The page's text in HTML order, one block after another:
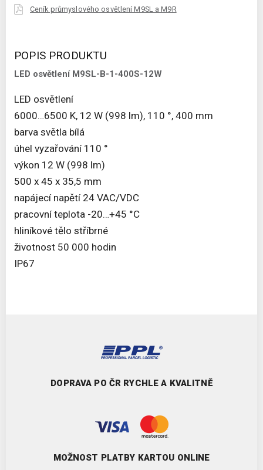
Ceník průmyslového osvětlení M9SL a M9R
POPIS PRODUKTU
LED osvětlení M9SL-B-1-400S-12W
LED osvětlení
6000…6500 K, 12 W (998 lm), 110 °, 400 mm
barva světla bílá
úhel vyzařování 110 °
výkon 12 W (998 lm)
500 x 45 x 35,5 mm
napájecí napětí 24 VAC/VDC
pracovní teplota -20…+45 °C
hliníkové tělo stříbrné
životnost 50 000 hodin
IP67
DOPRAVA PO ČR RYCHLE A KVALITNĚ
MOŽNOST PLATBY KARTOU ONLINE